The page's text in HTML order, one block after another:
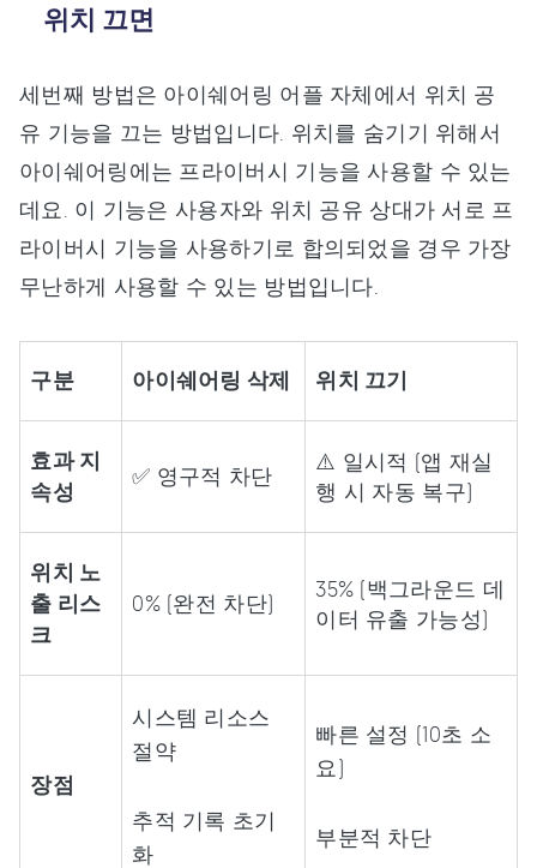
위치 끄면
세번째 방법은 아이쉐어링 어플 자체에서 위치 공
유 기능을 끄는 방법입니다. 위치를 숨기기 위해서
아이쉐어링에는 프라이버시 기능을 사용할 수 있는
데요. 이 기능은 사용자와 위치 공유 상대가 서로 프
라이버시 기능을 사용하기로 합의되었을 경우 가장
무난하게 사용할 수 있는 방법입니다.
구분 아이쉐어링 삭제 위치 끄기
효과 지
속성
✅ 영구적 차단
⚠️ 일시적 (앱 재실
행 시 자동 복구)
위치 노
출 리스
크
0% (완전 차단)
35% (백그라운드 데
이터 유출 가능성)
장점
시스템 리소스
절약
추적 기록 초기
화
빠른 설정 (10초 소
요)
부분적 차단